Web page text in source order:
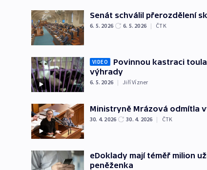
Senát schválil přerozdělení
6. 5. 2026 6. 5. 2026 | ČTK
VIDEO
Povinnou kastraci
výhrady
6. 5. 2026 | Jiří Vízner
Ministryně Mrázová odmítla
30. 4. 2026 30. 4. 2026 | ČTK
eDoklady mají téměř milion
peněženka